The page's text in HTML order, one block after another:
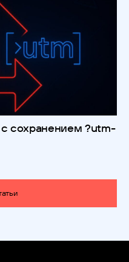
сохранением ?utm-